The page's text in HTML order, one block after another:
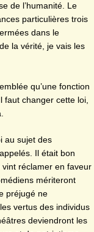
de l’humanité. Le
particulières trois
dans le
la vérité, je vais les
qu’une fonction
faut changer cette loi,
au sujet des
Il était bon
vint réclamer en faveur
mériteront
préjugé ne
vertus des individus
deviendront les